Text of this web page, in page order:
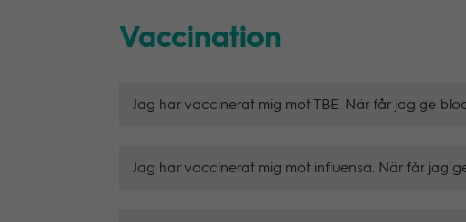
Vaccination
Jag har vaccinerat mig mot TBE. När får jag ge
Jag har vaccinerat mig mot influensa. När får jag